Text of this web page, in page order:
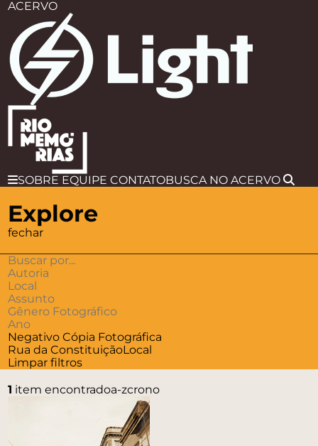
ACERVO
SOBRE EQUIPE CONTATOBUSCA NO ACERVO
Explore
fechar
Negativo Cópia Fotográfica
Rua da ConstituiçãoLocal
Limpar filtros
1 item encontradoa-zcrono